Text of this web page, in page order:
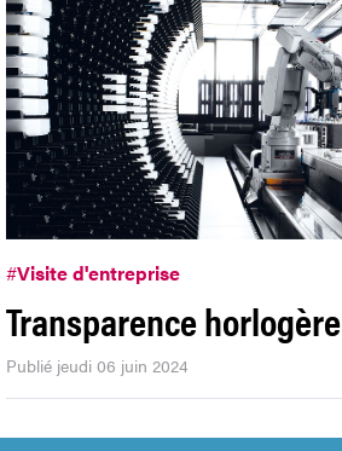
#Visite d'entreprise
Transparence horlogère
Publié jeudi 06 juin 2024